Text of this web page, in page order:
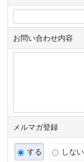
お問い合わせ内容
メルマガ登録
する しない